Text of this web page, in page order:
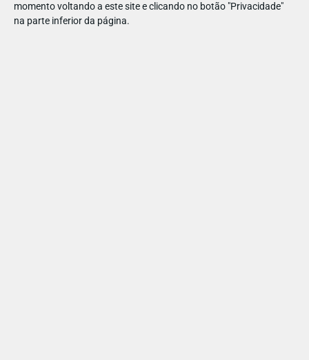
momento voltando a este site e clicando no botão "Privacidade"
na parte inferior da página.